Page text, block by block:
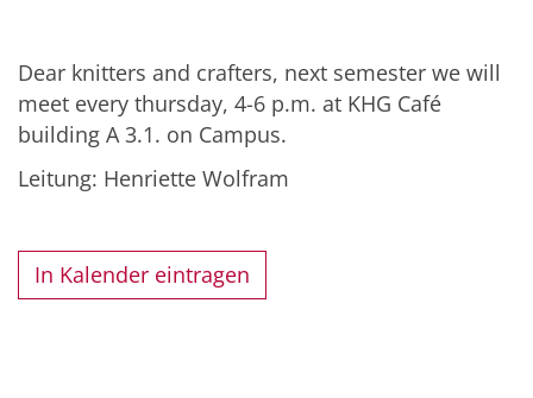
Dear knitters and crafters, next semester we will
meet every thursday, 4-6 p.m. at KHG Café
building A 3.1. on Campus.
Leitung: Henriette Wolfram
In Kalender eintragen